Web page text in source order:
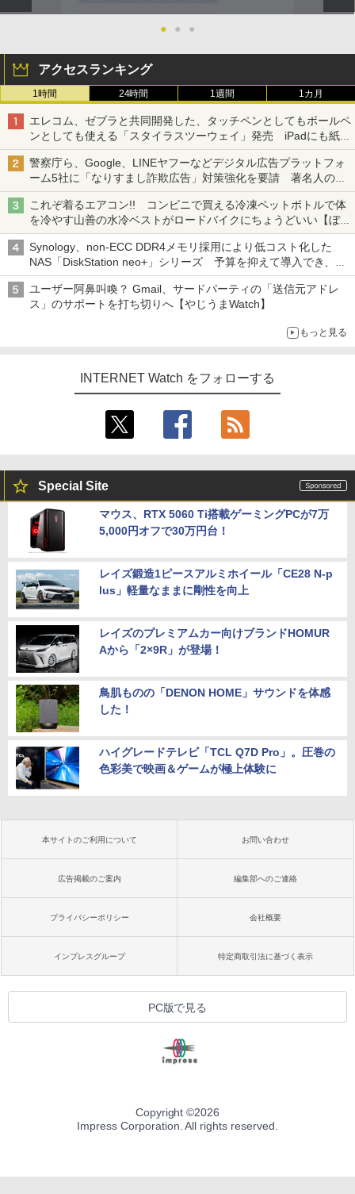
● ● ●
アクセスランキング
1時間 24時間 1週間 1カ月
エレコム、ゼブラと共同開発した、タッチペンとしてもボールペ
ンとしても使える「スタイラスツーウェイ」発売 iPadにも紙に
も、持ち替えずに書き込める
警察庁ら、Google、LINEヤフーなどデジタル広告プラットフォ
ーム5社に「なりすまし詐欺広告」対策強化を要請 著名人の写
真や映像を使った投資詐欺などへの対策として
これぞ着るエアコン!! コンビニで買える冷凍ペットボトルで体
を冷やす山善の水冷ベストがロードバイクにちょうどいい【ぼっ
ち・ざ・ろーど！その14】【空いた時間でなにしてる？】
Synology、non-ECC DDR4メモリ採用により低コスト化した
NAS「DiskStation neo+」シリーズ 予算を抑えて導入でき、
ECCメモリへのアップグレードも可能
ユーザー阿鼻叫喚？ Gmail、サードパーティの「送信元アドレ
ス」のサポートを打ち切りへ【やじうまWatch】
もっと見る
INTERNET Watch をフォローする
Special Site
マウス、RTX 5060 Ti搭載ゲーミングPCが7万
5,000円オフで30万円台！
レイズ鍛造1ピースアルミホイール「CE28 N-p
lus」軽量なままに剛性を向上
レイズのプレミアムカー向けブランドHOMUR
Aから「2×9R」が登場！
鳥肌ものの「DENON HOME」サウンドを体感
した！
ハイグレードテレビ「TCL Q7D Pro」。圧巻の
色彩美で映画＆ゲームが極上体験に
本サイトのご利用について お問い合わせ
広告掲載のご案内 編集部へのご連絡
プライバシーポリシー 会社概要
インプレスグループ 特定商取引法に基づく表示
PC版で見る
Copyright ©2026
Impress Corporation. All rights reserved.